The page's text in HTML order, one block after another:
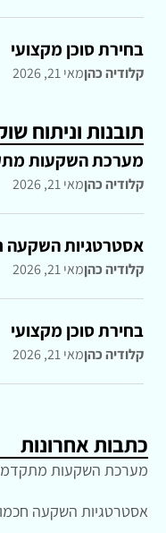
בחירת סוכן מקצועי
קלודיה כהןמאי 21, 2026
תובנות וניתוח
מערכת השקעות
קלודיה כהןמאי 21, 2026
אסטרטגיות השקעה
קלודיה כהןמאי 21, 2026
בחירת סוכן מקצועי
קלודיה כהןמאי 21, 2026
כתבות אחרונות
מערכת השקעות
אסטרטגיות השקעה